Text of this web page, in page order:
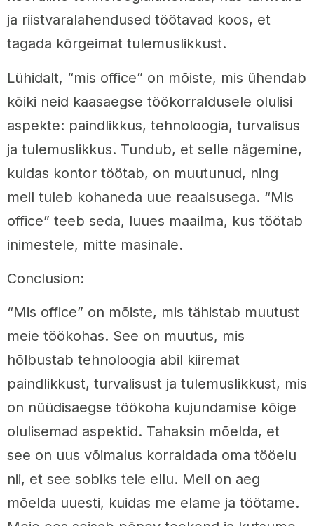
ja riistvaralahendused töötavad koos, et
tagada kõrgeimat tulemuslikkust.
Lühidalt, “mis office” on mõiste, mis ühendab
kõiki neid kaasaegse töökorraldusele olulisi
aspekte: paindlikkus, tehnoloogia, turvalisus
ja tulemuslikkus. Tundub, et selle nägemine,
kuidas kontor töötab, on muutunud, ning
meil tuleb kohaneda uue reaalsusega. “Mis
office” teeb seda, luues maailma, kus töötab
inimestele, mitte masinale.
Conclusion:
“Mis office” on mõiste, mis tähistab muutust
meie töökohas. See on muutus, mis
hõlbustab tehnoloogia abil kiiremat
paindlikkust, turvalisust ja tulemuslikkust, mis
on nüüdisaegse töökoha kujundamise kõige
olulisemad aspektid. Tahaksin mõelda, et
see on uus võimalus korraldada oma tööelu
nii, et see sobiks teie ellu. Meil on aeg
mõelda uuesti, kuidas me elame ja töötame.